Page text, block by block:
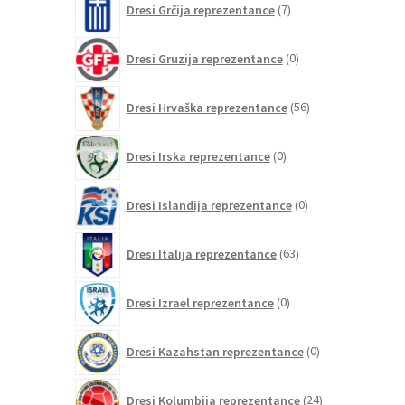
Dresi Grčija reprezentance 7izdelkov
Dresi Gruzija reprezentance 0izdelkov
Dresi Hrvaška reprezentance 56izdelkov
Dresi Irska reprezentance 0izdelkov
Dresi Islandija reprezentance 0izdelkov
Dresi Italija reprezentance 63izdelkov
Dresi Izrael reprezentance 0izdelkov
Dresi Kazahstan reprezentance 0izdelkov
Dresi Kolumbija reprezentance 24